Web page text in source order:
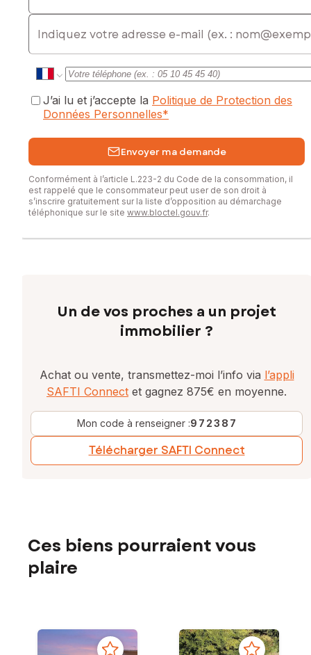
E-mail
J’ai lu et j’accepte la Politique de Protection des
Données Personnelles*
Envoyer ma demande
Conformément à l’article L.223-2 du Code de la consommation, il
est rappelé que le consommateur peut user de son droit à
s’inscrire gratuitement sur la liste d’opposition au démarchage
téléphonique sur le site www.bloctel.gouv.fr.
Un de vos proches a un projet
immobilier ?
Achat ou vente, transmettez-moi l’info via l’appli
SAFTI Connect et gagnez 875€ en moyenne.
Mon code à renseigner :972387
Télécharger SAFTI Connect
Ces biens pourraient vous
plaire